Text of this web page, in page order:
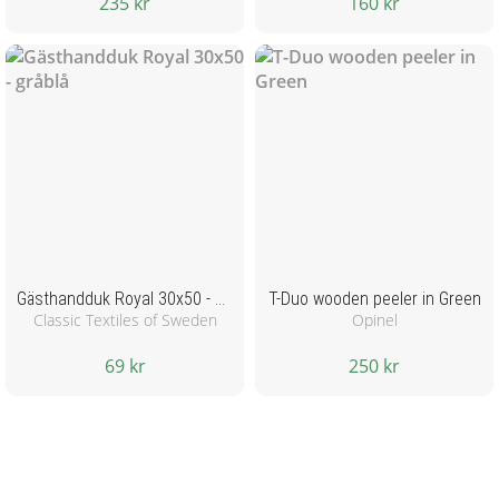
Gästhandduk Royal 30x50 - gråblå
Classic Textiles of Sweden
69 kr
T-Duo wooden peeler in Green
Opinel
250 kr